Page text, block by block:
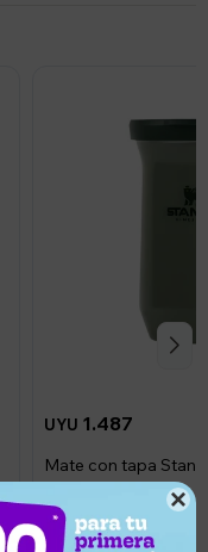

UYU 1.487
Mate con tapa
200ml - Pine
Llega en 2 horas